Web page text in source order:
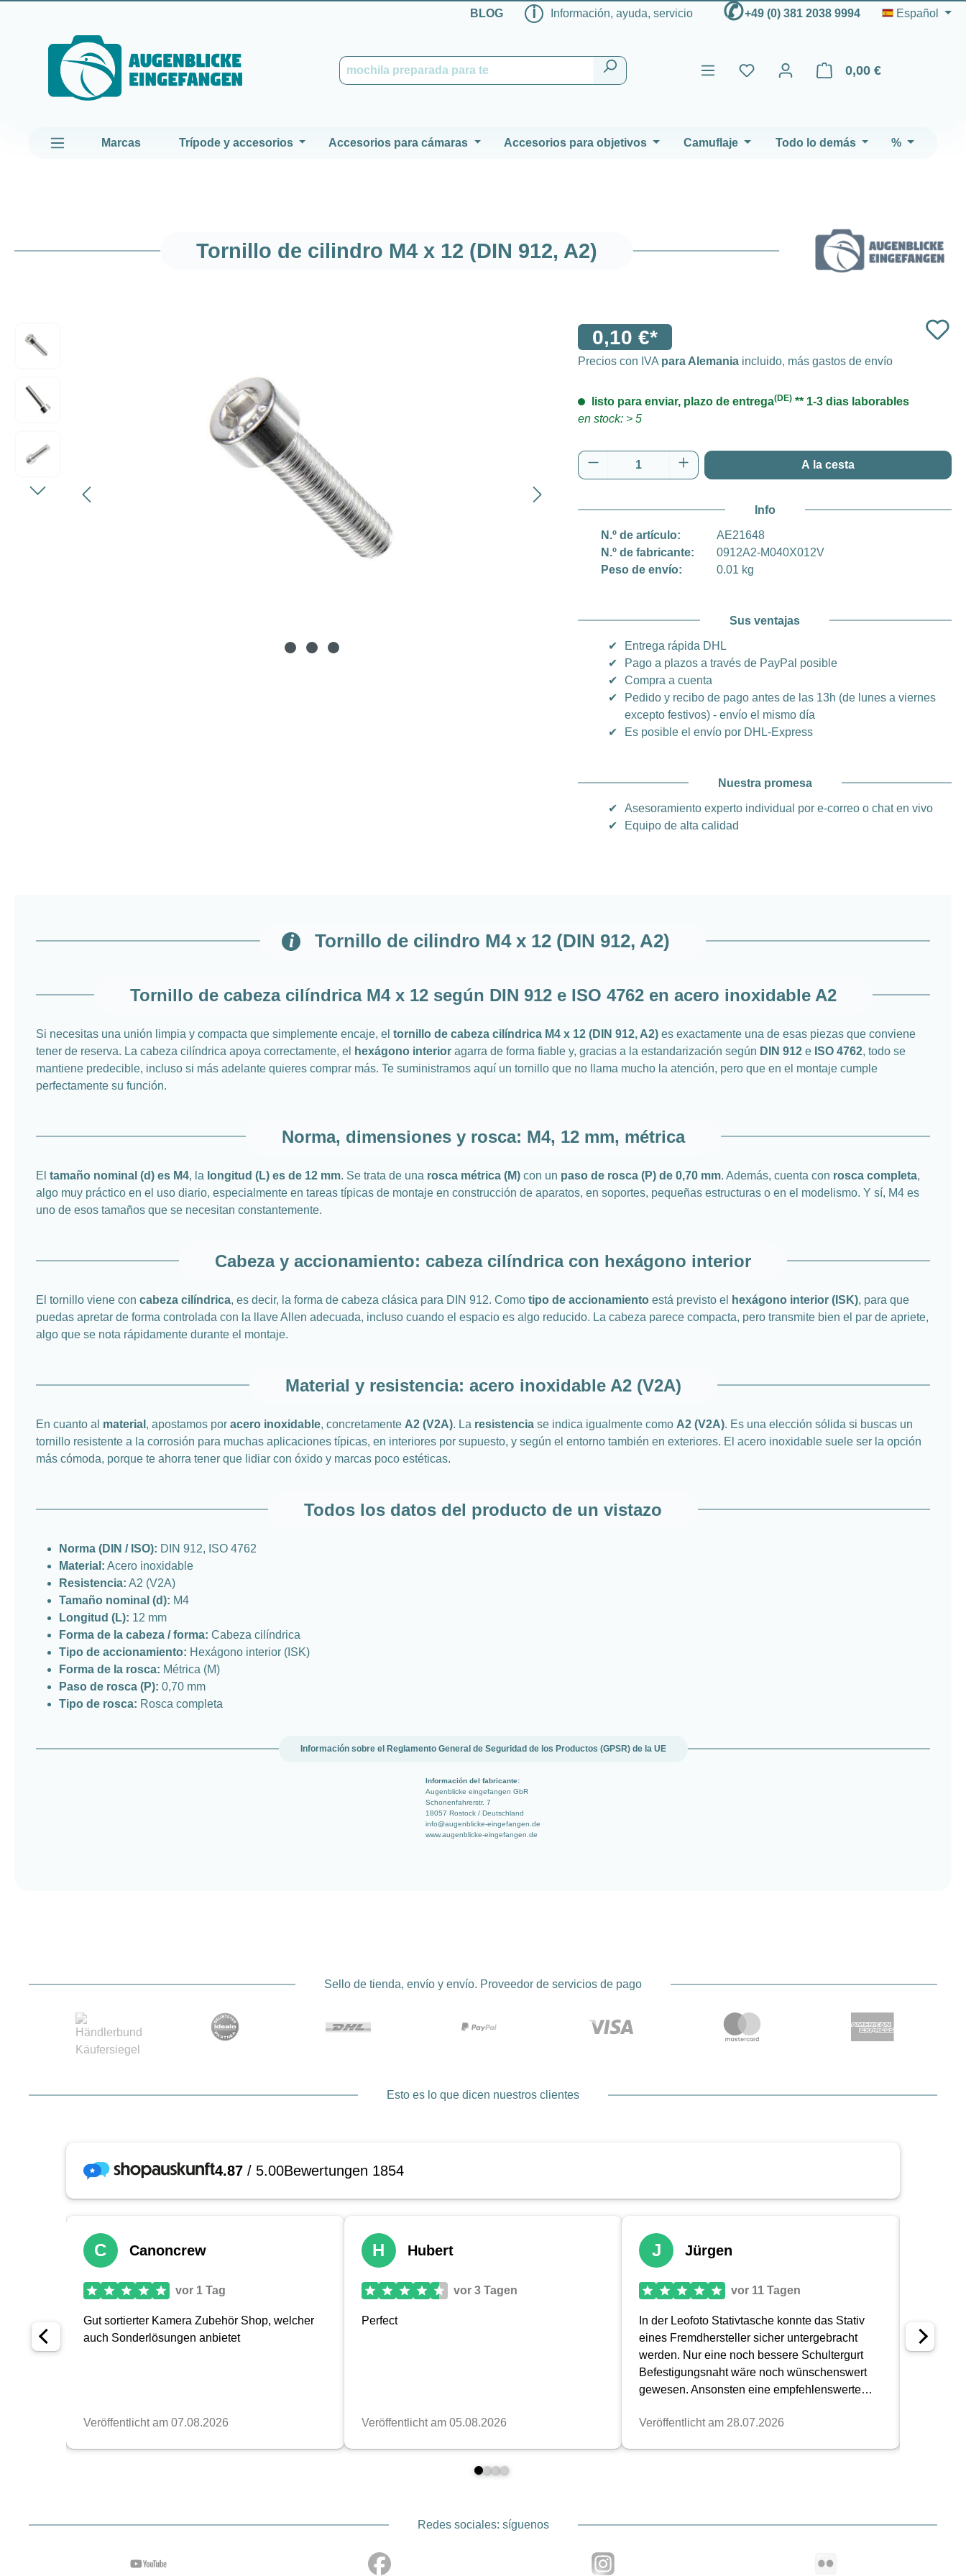
BLOG ℹ Información, ayuda, servicio ✆+49 (0) 381 2038 9994 Español
0,00 €
El carrito de compras
Marcas Trípode y accesorios Accesorios para cámaras Accesorios para objetivos Camuflaje Todo lo demás %
Tornillo de cilindro M4 x 12 (DIN 912, A2)
0,10 €*
Precios con IVA para Alemania incluido, más gastos de envío
listo para enviar, plazo de entrega(DE) ** 1-3 dias laborables
en stock: > 5
Cantidad del producto: introduce la cantidad
A la cesta
Info
N.º de artículo:
AE21648
N.º de fabricante:
0912A2-M040X012V
Peso de envío:
0.01 kg
Sus ventajas
✔
Entrega rápida DHL
✔
Pago a plazos a través de PayPal posible
✔
Compra a cuenta
✔
Pedido y recibo de pago antes de las 13h (de lunes a viernes
excepto festivos) - envío el mismo día
✔
Es posible el envío por DHL-Express
Nuestra promesa
✔
Asesoramiento experto individual por e-correo o chat en vivo
✔
Equipo de alta calidad
Tornillo de cilindro M4 x 12 (DIN 912, A2)
Tornillo de cabeza cilíndrica M4 x 12 según DIN 912 e ISO 4762 en acero inoxidable A2
Si necesitas una unión limpia y compacta que simplemente encaje, el tornillo de cabeza cilíndrica M4 x 12 (DIN 912, A2) es exactamente una de esas piezas que conviene
tener de reserva. La cabeza cilíndrica apoya correctamente, el
hexágono interior agarra de forma fiable y, gracias a la estandarización según DIN 912 e ISO 4762, todo se
mantiene predecible, incluso si más adelante quieres comprar más. Te suministramos aquí un tornillo que no llama mucho la atención, pero que en el montaje cumple
perfectamente su función.
Norma, dimensiones y rosca: M4, 12 mm, métrica
El tamaño nominal (d) es M4, la longitud (L) es de 12 mm. Se trata de una rosca métrica (M) con un paso de rosca (P) de 0,70 mm. Además, cuenta con rosca completa,
algo muy práctico en el uso diario, especialmente en tareas típicas de montaje en construcción de aparatos, en soportes, pequeñas estructuras o en el modelismo. Y sí, M4 es
uno de esos tamaños que se necesitan constantemente.
Cabeza y accionamiento: cabeza cilíndrica con hexágono interior
El tornillo viene con cabeza cilíndrica, es decir, la forma de cabeza clásica para DIN 912. Como tipo de accionamiento está previsto el hexágono interior (ISK), para que
puedas apretar de forma controlada con la llave Allen adecuada, incluso cuando el espacio es algo reducido. La cabeza parece compacta, pero transmite bien el par de apriete,
algo que se nota rápidamente durante el montaje.
Material y resistencia: acero inoxidable A2 (V2A)
En cuanto al material , apostamos por acero inoxidable, concretamente A2 (V2A). La resistencia se indica igualmente como A2 (V2A). Es una elección sólida si buscas un
tornillo resistente a la corrosión para muchas aplicaciones típicas, en interiores por supuesto, y según el entorno también en exteriores. El acero inoxidable suele ser la opción
más cómoda, porque te ahorra tener que lidiar con óxido y marcas poco estéticas.
Todos los datos del producto de un vistazo
Norma (DIN / ISO): DIN 912, ISO 4762
Material: Acero inoxidable
Resistencia: A2 (V2A)
Tamaño nominal (d): M4
Longitud (L): 12 mm
Forma de la cabeza / forma: Cabeza cilíndrica
Tipo de accionamiento: Hexágono interior (ISK)
Forma de la rosca: Métrica (M)
Paso de rosca (P): 0,70 mm
Tipo de rosca: Rosca completa
Información sobre el Reglamento General de Seguridad de los Productos (GPSR) de la UE
Información del fabricante:
Augenblicke eingefangen GbR
Schonenfahrerstr. 7
18057 Rostock / Deutschland
info@augenblicke-eingefangen.de
www.augenblicke-eingefangen.de
Sello de tienda, envío y envío. Proveedor de servicios de pago
Esto es lo que dicen nuestros clientes
Redes sociales: síguenos